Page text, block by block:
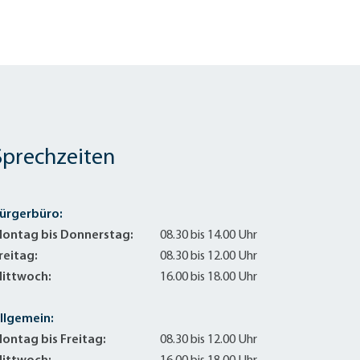
bis Donnerstag:
08.30 bis 14.00 Uhr
08.30 bis 12.00 Uhr
16.00 bis 18.00 Uhr
bis Freitag:
08.30 bis 12.00 Uhr